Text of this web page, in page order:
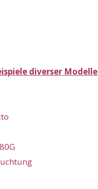
diverser Modelle
g